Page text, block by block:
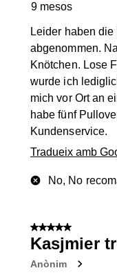
9 mesos
Leider haben
abgenommen.
Knötchen. Lose
wurde ich
mich vor Ort an
habe fünf
Kundenservice.
Tradueix amb
No, No
5 de 5 estrelles.
Kasjmier
Anònim